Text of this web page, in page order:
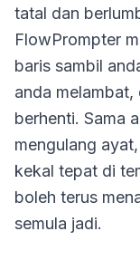
tatal dan
FlowPrompter
baris sambil
anda melambat,
berhenti. Sama
mengulang
kekal tepat di
boleh terus
semula jadi.